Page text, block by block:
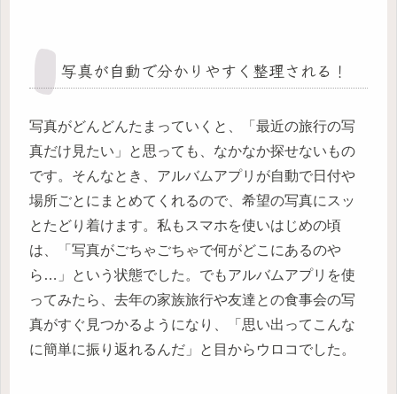
写真が自動で分かりやすく整理される！
写真がどんどんたまっていくと、「最近の旅行の写
真だけ見たい」と思っても、なかなか探せないもの
です。そんなとき、アルバムアプリが自動で日付や
場所ごとにまとめてくれるので、希望の写真にスッ
とたどり着けます。私もスマホを使いはじめの頃
は、「写真がごちゃごちゃで何がどこにあるのや
ら…」という状態でした。でもアルバムアプリを使
ってみたら、去年の家族旅行や友達との食事会の写
真がすぐ見つかるようになり、「思い出ってこんな
に簡単に振り返れるんだ」と目からウロコでした。